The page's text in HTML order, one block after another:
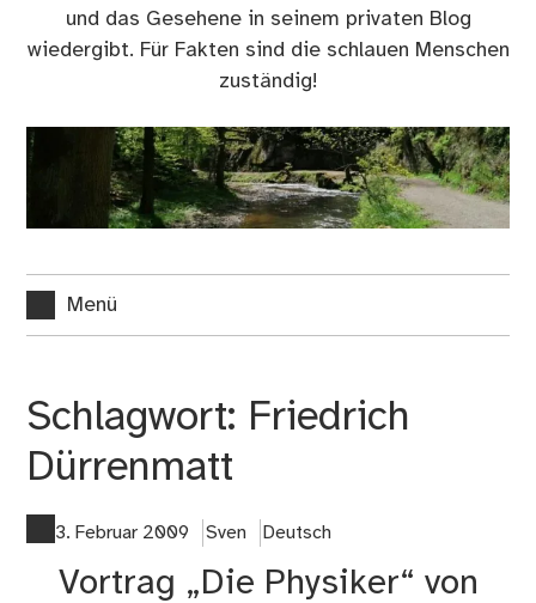
und das Gesehene in seinem privaten Blog
wiedergibt. Für Fakten sind die schlauen Menschen
zuständig!
Menü
Schlagwort: Friedrich
Dürrenmatt
3. Februar 2009 Sven Deutsch
Vortrag „Die Physiker“ von